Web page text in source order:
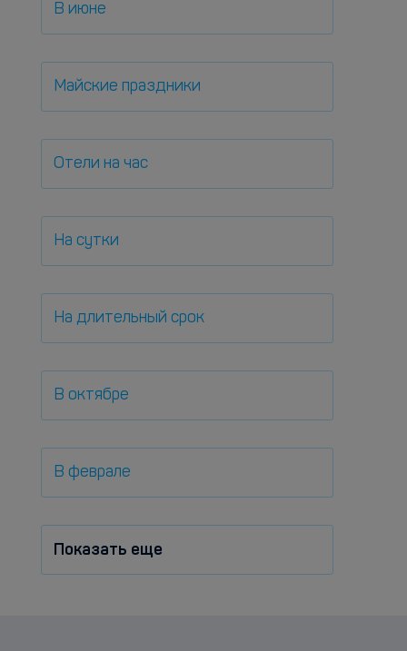
В июне
Майские праздники
Отели на час
На сутки
На длительный срок
В октябре
В феврале
Показать еще